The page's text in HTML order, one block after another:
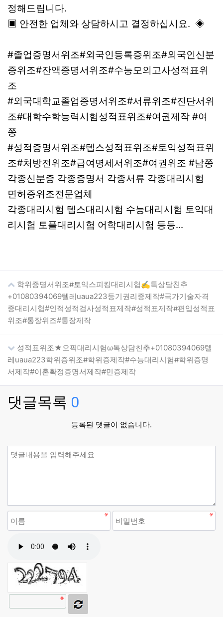
정해드립니다.
▣ 안전한 업체와 상담하시고 결정하십시요. ◈
#졸업증명서위조#외국인등록증위조#외국인신분
증위조#잔액증명서위조#수능모의고사성적표위
조
#외국대학교졸업증명서위조#서류위조#진단서위
조#대학수학능력시험성적표위조#여권제작 #여
쯩
#성적증명서위조#텝스성적표위조#토익성적표위
조#처방전위조#급여명세서위조#여권위조 #남쯩
각종신분증 각종증명서 각종서류 각종대리시험
면허증위조전문업체
각종대리시험 텝스대리시험 수능대리시험 토익대
리시험 토플대리시험 어학대리시험 등등...
학위증명서위조#토익스피킹대리시험✍톡상담친추
+01080394069텔레uaua223등기권리증제작#국가기술자격
증대리시험#인적성적검사성적표제작#성적표제작#편입성적표
위조#통장위조#통장제작
성적표위조★오픽대리시험ω톡상담친추+01080394069텔
레uaua223학위증위조#학위증제작#수능대리시험#학위증명
서제작#이혼확정증명서제작#민증제작
댓글목록 0
등록된 댓글이 없습니다.